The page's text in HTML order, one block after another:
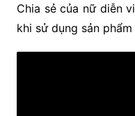
Chia sẻ của nữ diễn
khi sử dụng sản